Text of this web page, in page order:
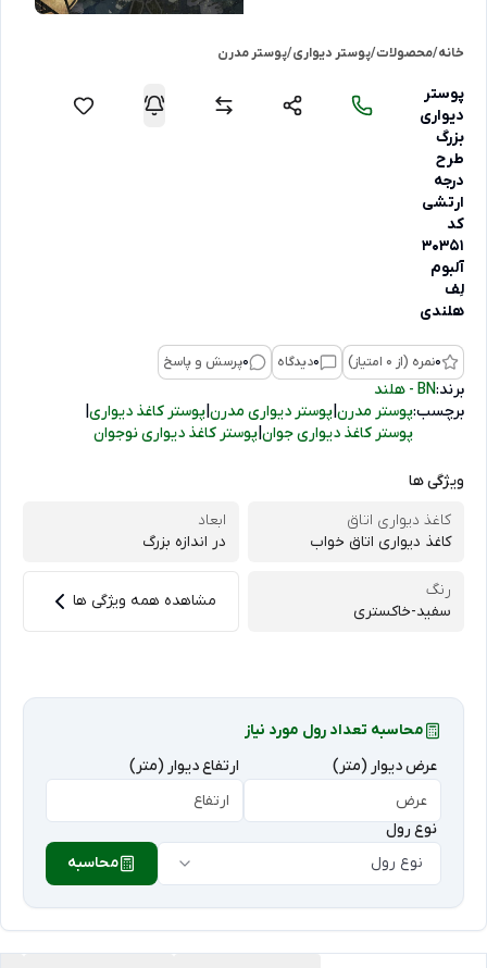
خانه/محصولات/پوستر دیواری/پوستر مدرن
پوستر
دیواری
بزرگ
طرح
درجه
ارتشی
کد
30351
آلبوم
لِف
هلندی
0نمره (از 0 امتیاز) 0دیدگاه 0پرسش و پاسخ
برند:BN - هلند
برچسب:پوستر مدرن پوستر دیواری مدرن پوستر کاغذ دیواری
پوستر کاغذ دیواری جوان پوستر کاغذ دیواری نوجوان
ویژگی ها
کاغذ دیواری اتاق
کاغذ دیواری اتاق خواب
ابعاد
در اندازه بزرگ
رنگ
سفید-خاکستری
مشاهده همه ویژگی ها
محاسبه تعداد رول مورد نیاز
عرض دیوار (متر)
ارتفاع دیوار (متر)
نوع رول
نوع رول
محاسبه